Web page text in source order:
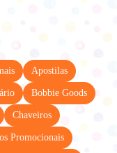
Apostilas
Bobbie Goods
Chaveiros
Promocionais